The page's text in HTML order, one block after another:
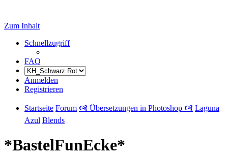
Zum Inhalt
Schnellzugriff
FAQ
Anmelden
Registrieren
Startseite Forum 🙧 Übersetzungen in Photoshop 🙧 Laguna
Azul Blends
*BastelFunEcke*